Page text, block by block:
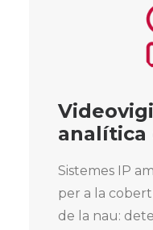
analítica
Sistemes IP
per a la
de la nau: